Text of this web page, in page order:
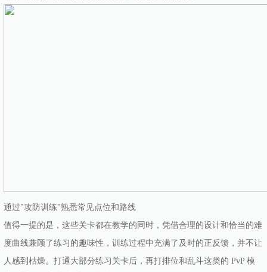
通过"攻防训练"熟悉常见点位和路线
值得一提的是，这些关卡都在教学的同时，凭借合理的设计和恰当的难
度曲线兼顾了练习的趣味性，训练过程中充满了及时的正反馈，并不让
人感到枯燥。打通大部分练习关卡后，再打排位和乱斗这类的 PvP 模